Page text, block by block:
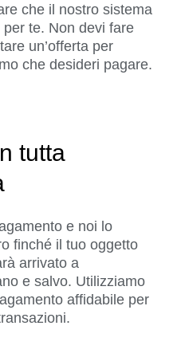
che il nostro sistema
te. Non devi fare
un’offerta per
che desideri pagare.
tutta
e noi lo
finché il tuo oggetto
arrivato a
e salvo. Utilizziamo
affidabile per